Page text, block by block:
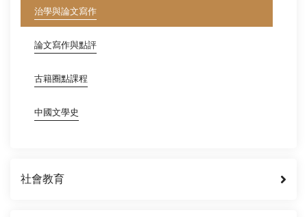
治學與論文寫作
論文寫作與點評
古籍圈點課程
中國文學史
社會教育